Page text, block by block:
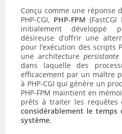
Conçu comme une réponse
PHP-CGI, PHP-FPM
initialement développé
désireuse d’offrir une
pour l’exécution des scripts
une architecture
dans laquelle des
efficacement par un maître
à PHP-CGI qui génère un
PHP-FPM maintient en
prêts à traiter les requêtes
considérablement le temps
système.